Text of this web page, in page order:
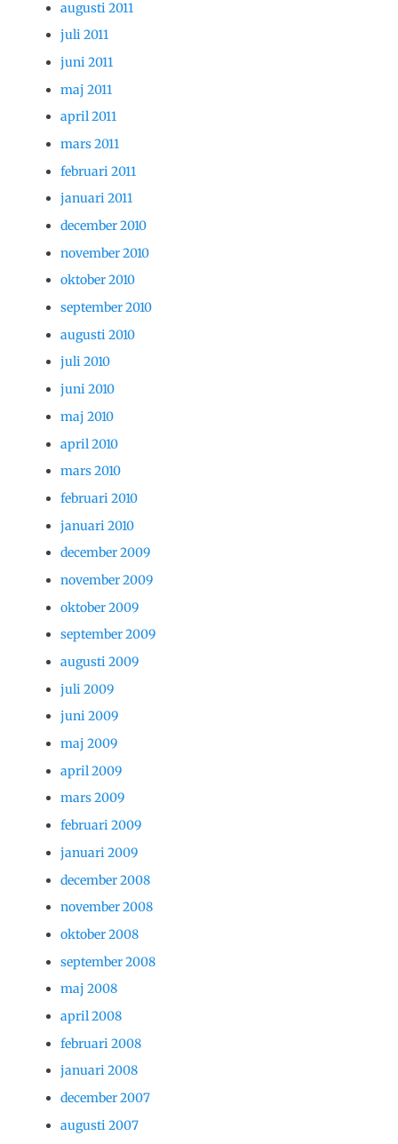
augusti 2011
juli 2011
juni 2011
maj 2011
april 2011
mars 2011
februari 2011
januari 2011
december 2010
november 2010
oktober 2010
september 2010
augusti 2010
juli 2010
juni 2010
maj 2010
april 2010
mars 2010
februari 2010
januari 2010
december 2009
november 2009
oktober 2009
september 2009
augusti 2009
juli 2009
juni 2009
maj 2009
april 2009
mars 2009
februari 2009
januari 2009
december 2008
november 2008
oktober 2008
september 2008
maj 2008
april 2008
februari 2008
januari 2008
december 2007
augusti 2007